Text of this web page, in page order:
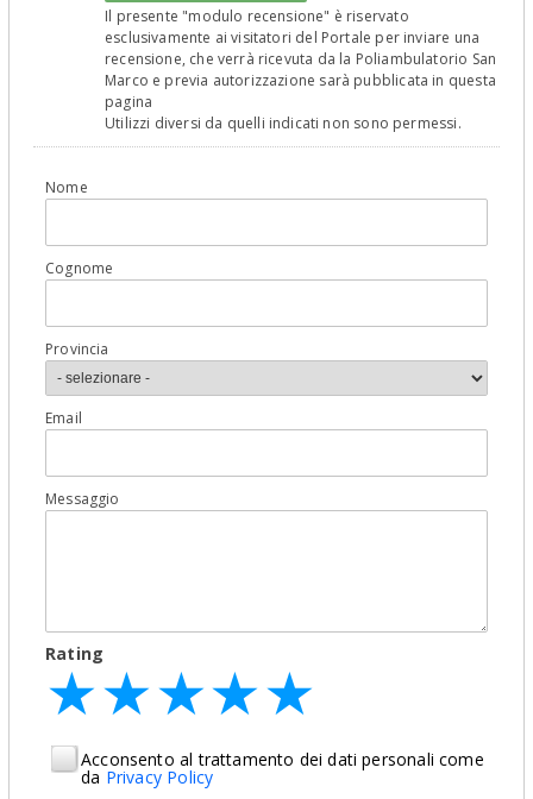
Il presente "modulo recensione" è riservato
esclusivamente ai visitatori del Portale per inviare una
recensione, che verrà ricevuta da la Poliambulatorio San
Marco e previa autorizzazione sarà pubblicata in questa
pagina
Utilizzi diversi da quelli indicati non sono permessi.
Nome
Cognome
Provincia
Email
Messaggio
Rating
★
★★
★★★
★★★★
★★★★★
Acconsento al trattamento dei dati personali come
da Privacy Policy